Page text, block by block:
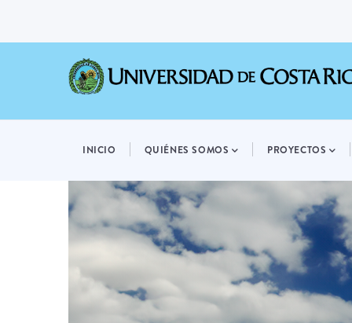
NAVIGATION
INICIO QUIÉNES SOMOS PROYECTOS